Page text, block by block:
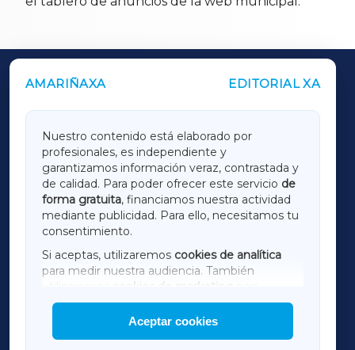
AMARIÑAXA EDITORIAL XA
Nuestro contenido está elaborado por
profesionales, es independiente y
garantizamos información veraz, contrastada y
de calidad. Para poder ofrecer este servicio de
forma gratuita, financiamos nuestra actividad
mediante publicidad. Para ello, necesitamos tu
consentimiento.
Si aceptas, utilizaremos cookies de analítica
para medir nuestra audiencia. También
utilizaremos
cookies de marketing
mostrar publicidad de terceros.
Asimismo, puedes personalizar la elección de
las cookies que deseas permitir.
Aceptar cookies
OUTROS PERIÓDICOS
LUGOXA
TERRACHAXA
AMARIÑAXA
RIBEIRASACRAXA